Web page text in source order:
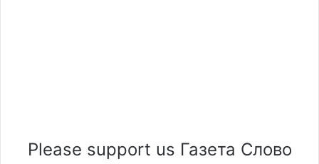
Please support us Газета Слово